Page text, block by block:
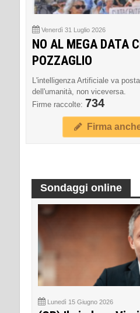
Venerdì 31 Luglio 2026
NO AL MEGA DATA
POZZAGLIO
L'intelligenza Artificiale va
dell'umanità, non viceversa.
Firme raccolte: 734
Firma
Sondaggi online
Lunedì 15 Giugno 2026